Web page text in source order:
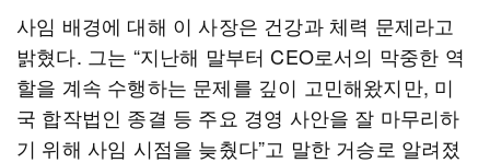
사임 배경에 대해 이 사장은 건강과 체력 문제라고
밝혔다. 그는 “지난해 말부터 CEO로서의 막중한 역
할을 계속 수행하는 문제를 깊이 고민해왔지만, 미
국 합작법인 종결 등 주요 경영 사안을 잘 마무리하
기 위해 사임 시점을 늦췄다”고 말한 거승로 알려졌